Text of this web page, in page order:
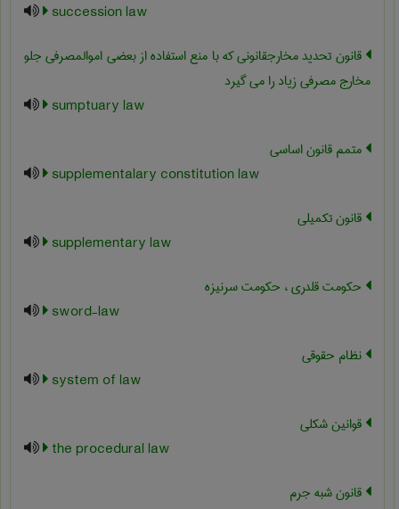
succession law
قانون تحدید مخارجقانونی که با منع استفاده از بعضی اموالمصرفی جلو
مخارج مصرفی زیاد را می گیرد
sumptuary law
متمم قانون اساسی
supplementalary constitution law
قانون تکمیلی
supplementary law
حکومت قلدری ، حکومت سرنیزه
sword-law
نظام حقوقی
system of law
قوانین شکلی
the procedural law
قانون شبه جرم